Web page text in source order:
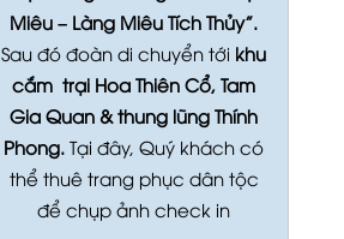
Miêu – Làng Miêu Tích Thủy”.
Sau đó đoàn di chuyển tới khu
cắm trại Hoa Thiên Cổ, Tam
Gia Quan & thung lũng Thính
Phong. Tại đây, Quý khách có
thể thuê trang phục dân tộc
để chụp ảnh check in